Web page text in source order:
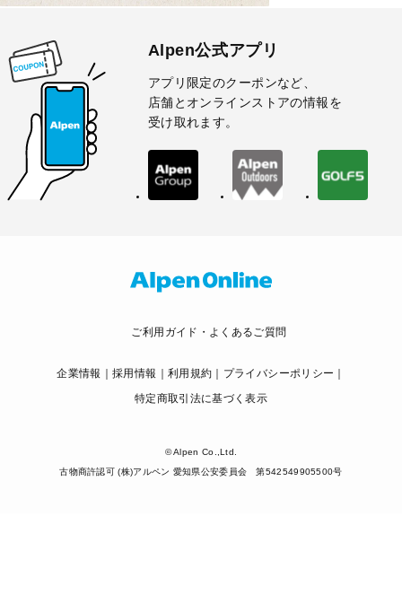
Alpen公式アプリ
アプリ限定のクーポンなど、
店舗とオンラインストアの情報を
受け取れます。
ご利用ガイド・よくあるご質問
企業情報 採用情報 利用規約
プライバシーポリシー
特定商取引法に基づく表示
© Alpen Co.,Ltd.
古物商許認可 (株)アルペン 愛知県公安委員会 第542549905500号